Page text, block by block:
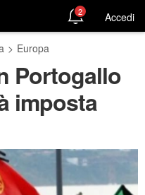
2 Accedi
> Europa
Portogallo
imposta